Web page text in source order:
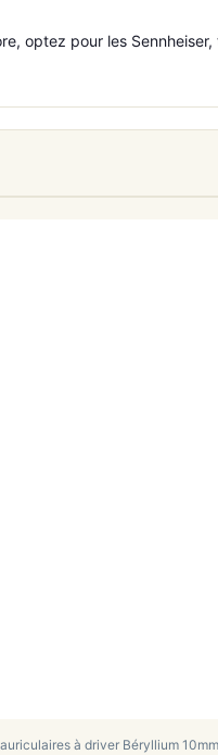
optez pour les
à driver Béryllium 10mm